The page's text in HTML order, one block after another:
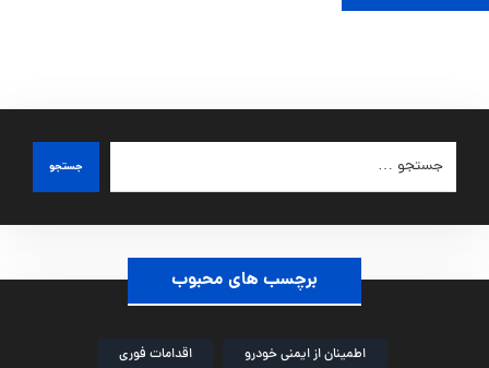
جستجو
برچسب های محبوب
اطمینان از ایمنی خودرو اقدامات فوری